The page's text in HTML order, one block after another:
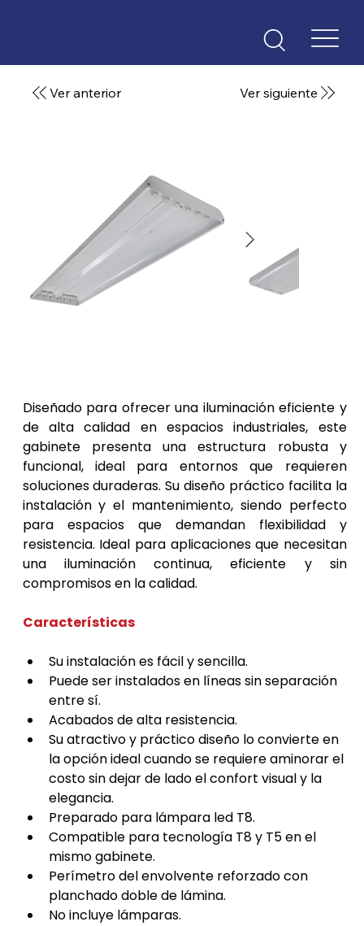
Ver anterior Ver siguiente
Diseñado para ofrecer una iluminación eficiente y
de alta calidad en espacios industriales, este
gabinete presenta una estructura robusta y
funcional, ideal para entornos que requieren
soluciones duraderas. Su diseño práctico facilita la
instalación y el mantenimiento, siendo perfecto
para espacios que demandan flexibilidad y
resistencia. Ideal para aplicaciones que necesitan
una iluminación continua, eficiente y sin
compromisos en la calidad.
Características
Su instalación es fácil y sencilla.
Puede ser instalados en líneas sin separación
entre sí.
Acabados de alta resistencia.
Su atractivo y práctico diseño lo convierte en
la opción ideal cuando se requiere aminorar el
costo sin dejar de lado el confort visual y la
elegancia.
Preparado para lámpara led T8.
Compatible para tecnología T8 y T5 en el
mismo gabinete.
Perímetro del envolvente reforzado con
planchado doble de lámina.
No incluye lámparas.